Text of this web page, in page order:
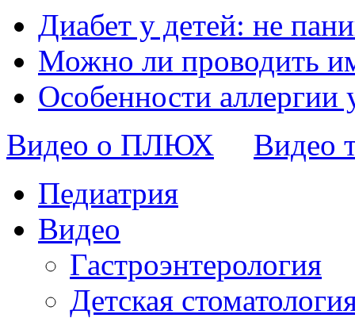
Диабет у детей: не
Можно ли проводить
Особенности аллергии
Видео о ПЛЮХ
Видео
Педиатрия
Видео
Гастроэнтерология
Детская